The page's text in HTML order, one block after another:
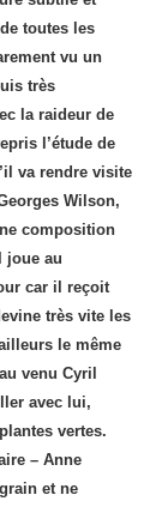
toutes les
vu un
très
la raideur de
l’étude de
va rendre visite
Wilson,
composition
joue au
car il reçoit
très vite les
le même
venu Cyril
avec lui,
vertes.
– Anne
et ne